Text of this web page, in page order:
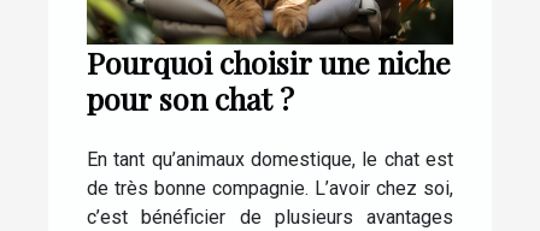
Pourquoi choisir une niche
pour son chat ?
En tant qu’animaux domestique, le chat est
de très bonne compagnie. L’avoir chez soi,
c’est bénéficier de plusieurs avantages